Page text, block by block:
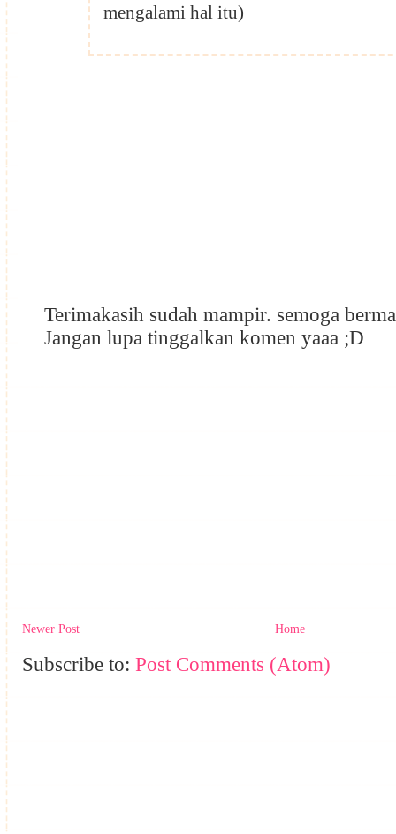
mengalami hal itu)
Terimakasih sudah mampir. semoga
Jangan lupa tinggalkan komen yaaa ;D
Newer Post Home
Subscribe to: Post Comments (Atom)